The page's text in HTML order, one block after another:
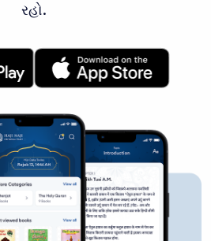
રહો.